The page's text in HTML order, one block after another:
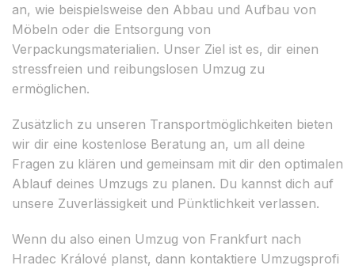
an, wie beispielsweise den Abbau und Aufbau von
Möbeln oder die Entsorgung von
Verpackungsmaterialien. Unser Ziel ist es, dir einen
stressfreien und reibungslosen Umzug zu
ermöglichen.
Zusätzlich zu unseren Transportmöglichkeiten bieten
wir dir eine kostenlose Beratung an, um all deine
Fragen zu klären und gemeinsam mit dir den optimalen
Ablauf deines Umzugs zu planen. Du kannst dich auf
unsere Zuverlässigkeit und Pünktlichkeit verlassen.
Wenn du also einen Umzug von Frankfurt nach
Hradec Králové planst, dann kontaktiere Umzugsprofi